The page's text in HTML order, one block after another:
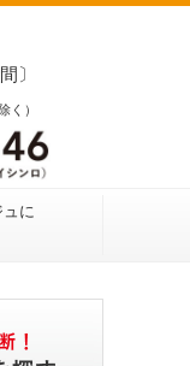
〕
く）
に